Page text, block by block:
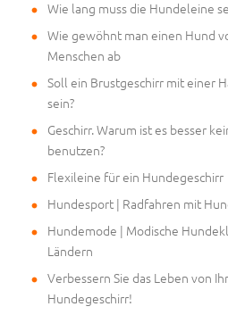
Wie lang muss die Hundeleine
Wie gewöhnt man einen Hund
Menschen ab
Soll ein Brustgeschirr mit einer
sein?
Geschirr. Warum ist es besser
benutzen?
Flexileine für ein Hundegeschirr
Hundesport | Radfahren mit
Hundemode | Modische
Ländern
Verbessern Sie das Leben von
Hundegeschirr!